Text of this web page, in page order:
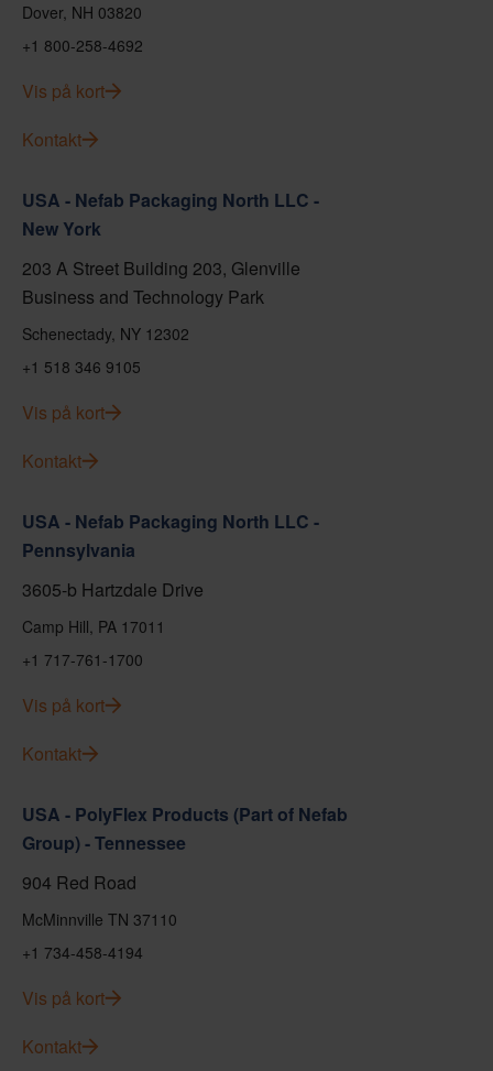
Dover, NH 03820
+1 800-258-4692
Vis på kort
Kontakt
USA - Nefab Packaging North LLC -
New York
203 A Street Building 203, Glenville
Business and Technology Park
Schenectady, NY 12302
+1 518 346 9105
Vis på kort
Kontakt
USA - Nefab Packaging North LLC -
Pennsylvania
3605-b Hartzdale Drive
Camp Hill, PA 17011
+1 717-761-1700
Vis på kort
Kontakt
USA - PolyFlex Products (Part of Nefab
Group) - Tennessee
904 Red Road
McMinnville TN 37110
+1 734-458-4194
Vis på kort
Kontakt